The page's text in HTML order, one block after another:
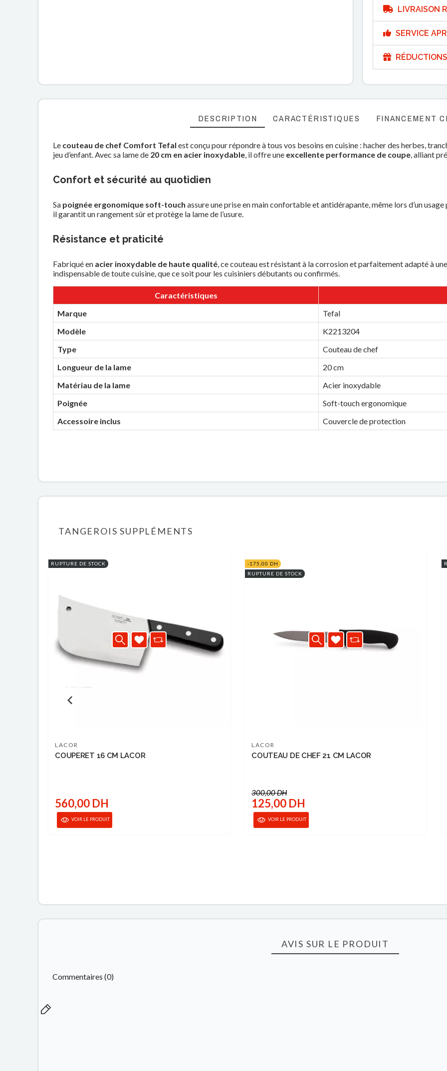
LIVRAISON
SERVICE
DESCRIPTION CARACTÉRISTIQUES FINANCEMENT
Le couteau de chef Comfort Tefal est conçu pour répondre à tous vos besoins en cuisine : hacher des herbes,
jeu d’enfant. Avec sa lame de 20 cm en acier inoxydable, il offre une excellente performance de coupe, alliant
Confort et sécurité au quotidien
Sa poignée ergonomique soft-touch assure une prise en main confortable et antidérapante, même lors d’un
il garantit un rangement sûr et protège la lame de l’usure.
Résistance et praticité
Fabriqué en acier inoxydable de haute qualité, ce couteau est résistant à la corrosion et parfaitement adapté à
indispensable de toute cuisine, que ce soit pour les cuisiniers débutants ou confirmés.
Caractéristiques
Marque
Tefal
Modèle
K2213204
Type
Couteau de chef
Longueur de la lame
20 cm
Matériau de la lame
Acier inoxydable
Poignée
Soft-touch ergonomique
Accessoire inclus
Couvercle de protection
TANGEROIS SUPPLÉMENTS
RUPTURE DE STOCK
LACOR
COUPERET 16 CM LACOR
560,00 DH
VOIR LE PRODUIT
-175,00 DH
RUPTURE DE STOCK
LACOR
COUTEAU DE CHEF 21 CM LACOR
300,00 DH
125,00 DH
VOIR LE PRODUIT
AVIS SUR LE PRODUIT
Commentaires (0)